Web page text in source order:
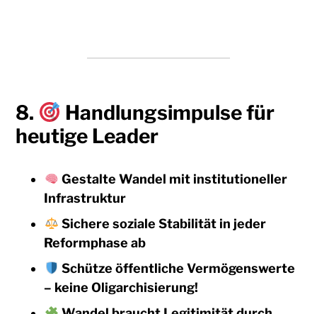
8.
Handlungsimpulse für
heutige Leader
Gestalte Wandel mit institutioneller
Infrastruktur
Sichere soziale Stabilität in jeder
Reformphase ab
Schütze öffentliche Vermögenswerte
– keine Oligarchisierung!